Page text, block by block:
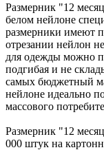
Размерник "12
белом нейлоне
размерники имеют
отрезании нейлон
для одежды можно
подгибая и не
самых бюджетный
нейлоне идеально
массового
Размерник "12
000 штук на